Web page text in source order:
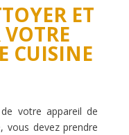
ET
CUISINE
votre appareil de
vous devez prendre